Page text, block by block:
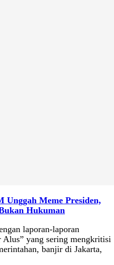
Unggah Meme Presiden,
Hukuman
laporan-laporan
Alus” yang sering mengkritisi
banjir di Jakarta,